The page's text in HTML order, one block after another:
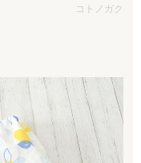
コトノガク